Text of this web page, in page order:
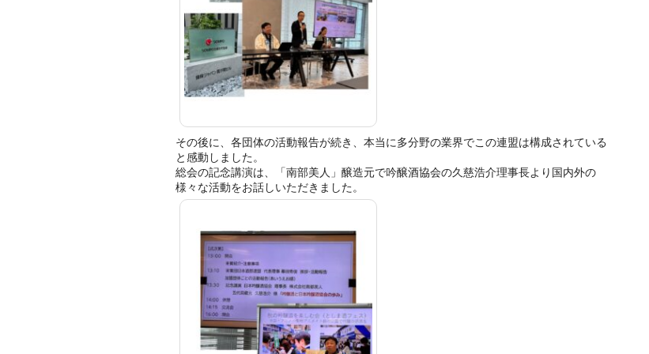
その後に、各団体の活動報告が続き、本当に多分野の業界でこの連盟は構成されている
と感動しました。
総会の記念講演は、「南部美人」醸造元で吟醸酒協会の久慈浩介理事長より国内外の
様々な活動をお話しいただきました。